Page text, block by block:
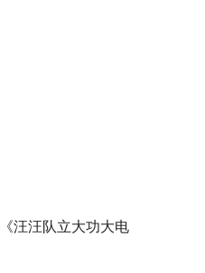
汪汪队立大功大电